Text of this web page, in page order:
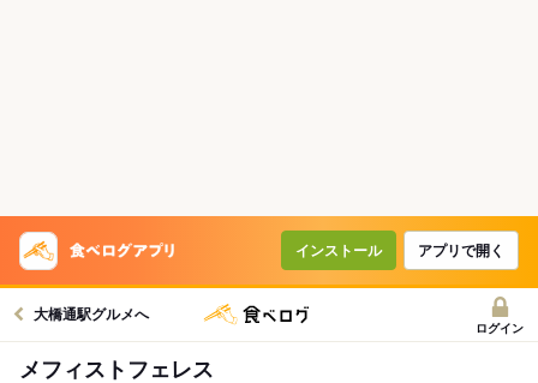
インストール アプリで開く
大橋通駅グルメへ
ログイン
メフィストフェレス